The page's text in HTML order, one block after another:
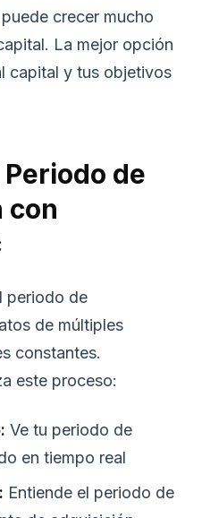
crecer mucho
La mejor opción
capital y tus objetivos
de
con
periodo de
de múltiples
constantes.
este proceso:
Ve tu periodo de
en tiempo real
Entiende el periodo de